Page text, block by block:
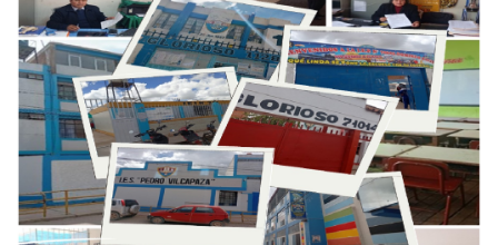
MESAS REGIONALES
NOTICIAS
PUBLICACIONES
AGENDA